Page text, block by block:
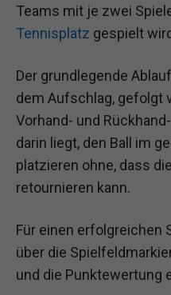
Teams mit je zwei
Tennisplatz gespielt
Der grundlegende
dem Aufschlag, gefolgt
Vorhand- und
darin liegt, den Ball im
platzieren ohne, dass
retournieren kann.
Für einen erfolgreichen
über die
und die Punktewertung